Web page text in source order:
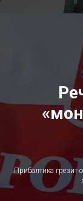
Прибалтика